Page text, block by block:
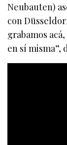
Neubauten)
con
grabamos
en sí misma”,